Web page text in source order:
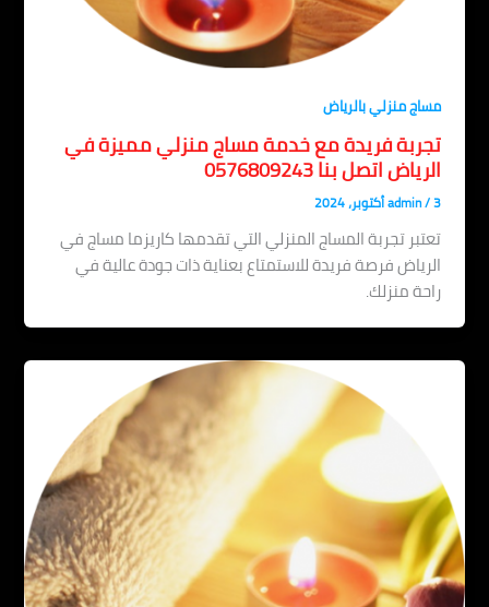
مساج منزلي بالرياض
تجربة فريدة مع خدمة مساج منزلي مميزة في
الرياض اتصل بنا 0576809243
admin/3 أكتوبر، 2024
تعتبر تجربة المساج المنزلي التي تقدمها كاريزما مساج في
الرياض فرصة فريدة للاستمتاع بعناية ذات جودة عالية في
راحة منزلك.